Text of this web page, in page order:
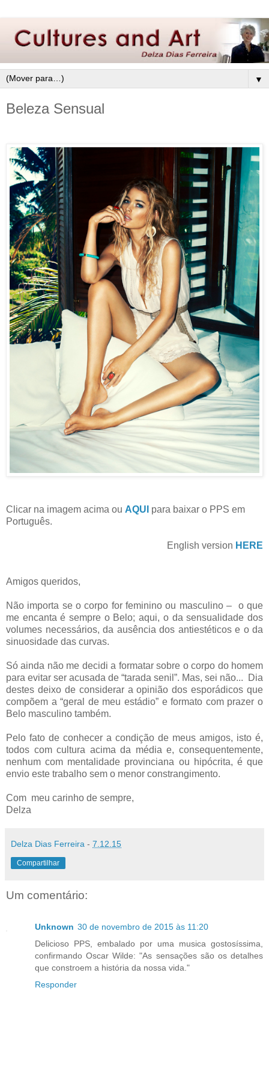
▼
Beleza Sensual
Clicar na imagem acima ou AQUI para baixar o PPS em
Português.
English version HERE
Amigos queridos,
Não importa se o corpo for feminino ou masculino – o que
me encanta é sempre o Belo; aqui, o da sensualidade dos
volumes necessários, da ausência dos antiestéticos e o da
sinuosidade das curvas.
Só ainda não me decidi a formatar sobre o corpo do homem
para evitar ser acusada de “tarada senil”. Mas, sei não... Dia
destes deixo de considerar a opinião dos esporádicos que
compõem a “geral de meu estádio” e formato com prazer o
Belo masculino também.
Pelo fato de conhecer a condição de meus amigos, isto é,
todos com cultura acima da média e, consequentemente,
nenhum com mentalidade provinciana ou hipócrita, é que
envio este trabalho sem o menor constrangimento.
Com meu carinho de sempre,
Delza
Delza Dias Ferreira - 7.12.15
Compartilhar
Um comentário:
Unknown 30 de novembro de 2015 às 11:20
Delicioso PPS, embalado por uma musica gostosíssima,
confirmando Oscar Wilde: "As sensações são os detalhes
que constroem a história da nossa vida."
Responder